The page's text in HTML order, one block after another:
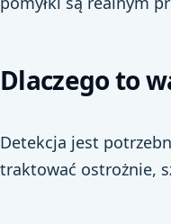
Dlaczego to
Detekcja jest
traktować ostrożnie,